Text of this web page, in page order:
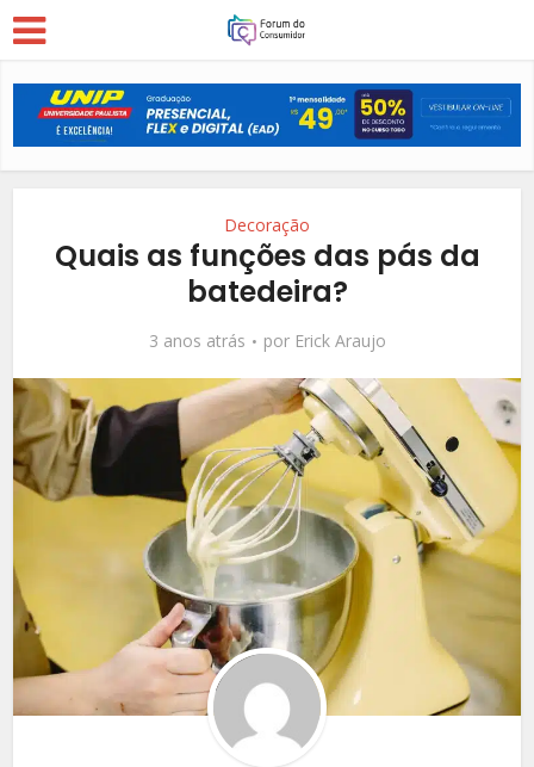
Decoração
Quais as funções das pás da
batedeira?
3 anos atrás por Erick Araujo